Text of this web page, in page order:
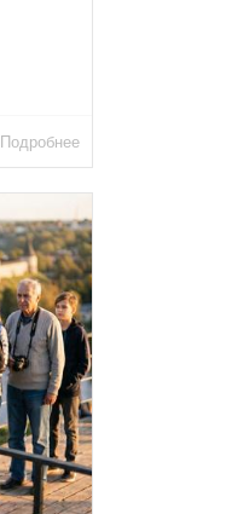
Подробнее